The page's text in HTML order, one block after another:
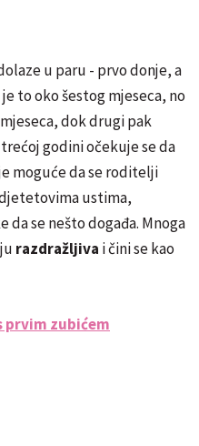
u paru - prvo donje, a
to oko šestog mjeseca, no
dok drugi pak
godini očekuje se da
moguće da se roditelji
ustima,
da se nešto događa. Mnoga
razdražljiva i čini se kao
prvim zubićem